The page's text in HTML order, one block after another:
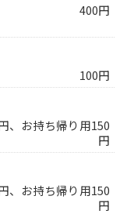
400円
100円
、お持ち帰り用150
円
、お持ち帰り用150
円